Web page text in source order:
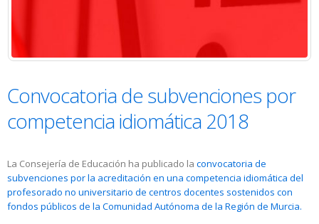
Convocatoria de subvenciones por
competencia idiomática 2018
La Consejería de Educación ha publicado la convocatoria de
subvenciones por la acreditación en una competencia idiomática del
profesorado no universitario de centros docentes sostenidos con
fondos públicos de la Comunidad Autónoma de la Región de Murcia.